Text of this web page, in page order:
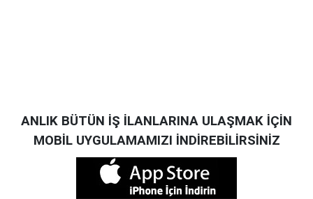
ANLIK BÜTÜN İŞ İLANLARINA ULAŞMAK İÇİN
MOBİL UYGULAMAMIZI İNDİREBİLİRSİNİZ